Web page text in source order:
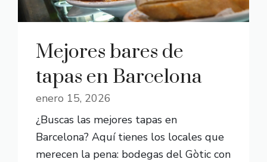
Mejores bares de
tapas en Barcelona
enero 15, 2026
¿Buscas las mejores tapas en
Barcelona? Aquí tienes los locales que
merecen la pena: bodegas del Gòtic con